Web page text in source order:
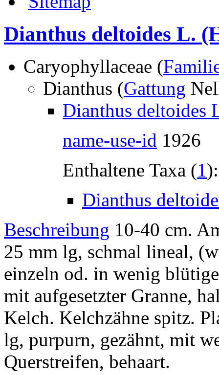
Dianthus deltoides L.
Caryophyllaceae (
Dianthus (Gattung
Dianthus deltoides
name-use-id 1926
Enthaltene Taxa (1):
Dianthus
Beschreibung 10-40 cm.
25 mm lg, schmal lineal,
einzeln od. in wenig
mit aufgesetzter Granne,
Kelch. Kelchzähne spitz.
lg, purpurn, gezähnt, mit
Querstreifen, behaart.